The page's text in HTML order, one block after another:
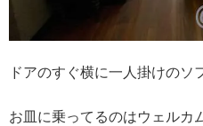
ドアのすぐ横に一人掛けのソ
お皿に乗ってるのはウェルカ